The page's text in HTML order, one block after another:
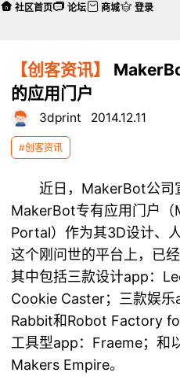
【创客资讯】
的应用门户
3dprint 2014.12.11
#创客资讯
近日，MakerBot公司
MakerBot专有应用门户
Portal）作为其3D设计、
这个刚问世的平台上，已
其中包括三款设计app：
Cookie Caster；三款娱
Rabbit和Robot Factory
工具型app：Fraeme；和
Makers Empire。
社区首页 论坛 商城 登录